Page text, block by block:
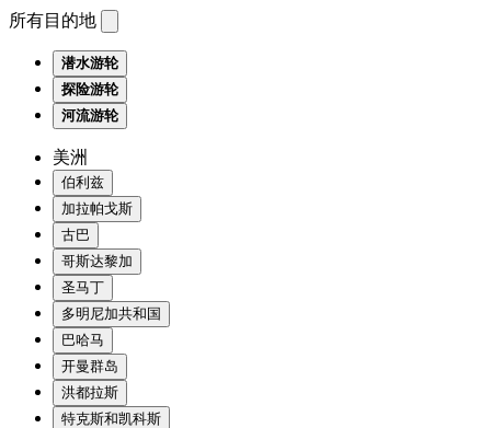
所有目的地
潜水游轮
探险游轮
河流游轮
美洲
伯利兹
加拉帕戈斯
古巴
哥斯达黎加
圣马丁
多明尼加共和国
巴哈马
开曼群岛
洪都拉斯
特克斯和凯科斯